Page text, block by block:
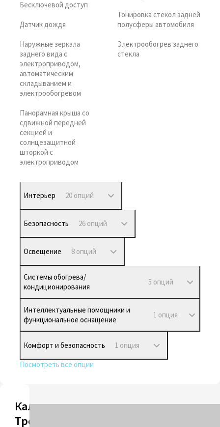
Бесключевой доступ
Датчик дождя
Наружные зеркала
заднего вида с
электроприводом,
автоматическим
складыванием и
электрообогревом
Панорамная крыша со
сдвижной передней
секцией и
солнцезащитной
шторкой с
электроприводом
Тонировка стекол задней
полусферы автомобиля
Электрообогрев заднего
стекла
Интерьер 20 опций
Безопасность 26 опций
Освещение 8 опций
Системы обогрева/
кондиционирования
5 опций
Интеллектуальные помощники и
функциональное оснащение
1 опция
Комфорт и безопасность 1 опция
Посмотреть все опции
Калькулятор
Трейд-ин